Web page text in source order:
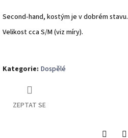
Second-hand, kostým je v dobrém stavu.
Velikost cca S/M (viz míry).
Kategorie: Dospělé
ZEPTAT SE